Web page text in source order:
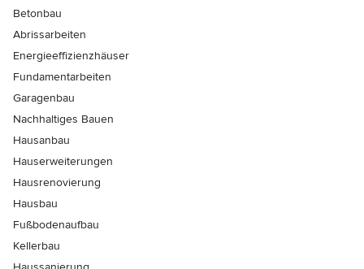
Betonbau
Abrissarbeiten
Energieeffizienzhäuser
Fundamentarbeiten
Garagenbau
Nachhaltiges Bauen
Hausanbau
Hauserweiterungen
Hausrenovierung
Hausbau
Fußbodenaufbau
Kellerbau